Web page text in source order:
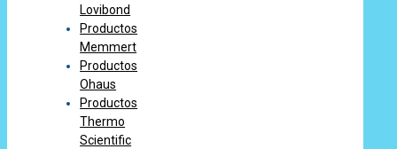
Lovibond
Productos
Memmert
Productos
Ohaus
Productos
Thermo
Scientific